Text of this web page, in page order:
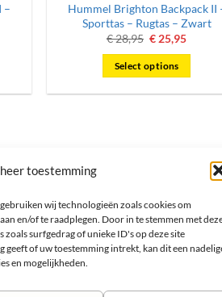
toestemming
wij technologieën zoals cookies om
en/of te raadplegen. Door in te stemmen met
surfgedrag of unieke ID's op deze site
geeft of uw toestemming intrekt, kan dit een
en mogelijkheden.
–
Hummel Brighton Backpack II
Sporttas – Rugtas – Zwart
€28,95
prijs
was:
€ 28,95.
€ 25,95Huidige
Select options
Volg ons!
Meld je aan voor onze
nieuwe producten en